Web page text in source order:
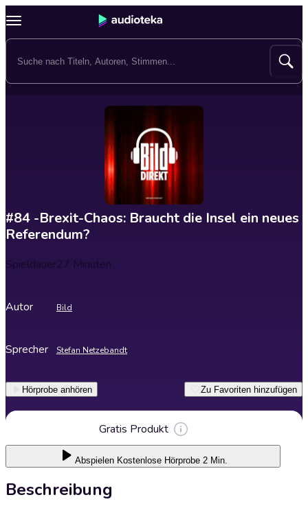
#84 -Brexit-Chaos: Braucht die Insel ein neues
Referendum?
Spieldauer27 Minuten
Autor Bild
Sprecher Stefan Netzebandt
Hörprobe anhören Zu Favoriten hinzufügen
Gratis Produkt
Abspielen Kostenlose Hörprobe 2 Min.
Beschreibung